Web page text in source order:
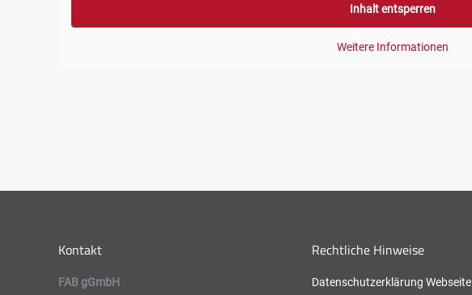
Inhalt entsperren
Weitere Informationen
Kontakt
FAB gGmbH
Rechtliche Hinweise
Datenschutzerklärung Webseite